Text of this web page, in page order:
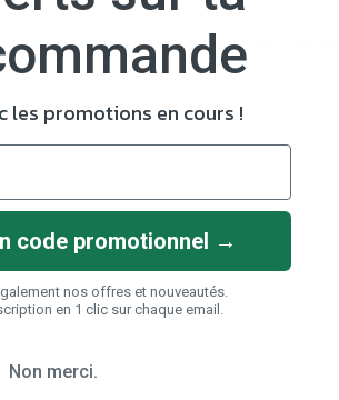
des plus longues distances grâce à ses 3
les promotions en cours !
code promotionnel →
nos offres et nouveautés.
en 1 clic sur chaque email.
Non merci.